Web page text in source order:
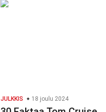
JULKKIS 18 joulu 2024